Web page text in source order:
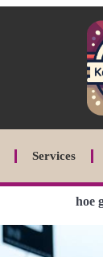
Services
hoe